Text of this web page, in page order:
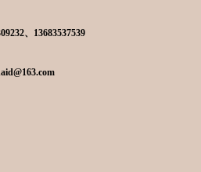
、13683537539